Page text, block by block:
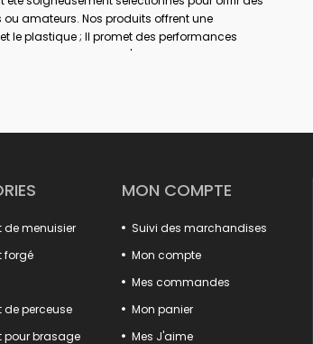
amateurs. Nos produits offrent une
le plastique ; Il promet des performances
le perçage, l'assemblage et la
antidérapantes.
le positionnement sûr des pièces fixes
modèles spéciaux tels que les tortures
aux besoins de différents secteurs.
est ici !
de menuisier
forgé
de perceuse
pour brasage
MON COMPTE
Suivi des marchandises
Mon compte
Mes commandes
Mon panier
Mes J'aime